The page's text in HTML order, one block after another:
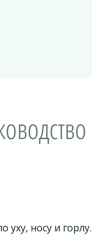
носу и горлу.